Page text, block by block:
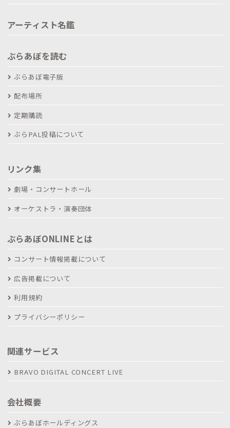
アーティスト名鑑
ぶらあぼを読む
ぶらあぼ電子版
配布場所
定期購読
ぶらPAL投稿について
リンク集
劇場・コンサートホール
オーケストラ・演奏団体
ぶらあぼONLINEとは
コンサート情報掲載について
広告掲載について
利用規約
プライバシーポリシー
関連サービス
BRAVO DIGITAL CONCERT LIVE
会社概要
ぶらあぼホールディングス